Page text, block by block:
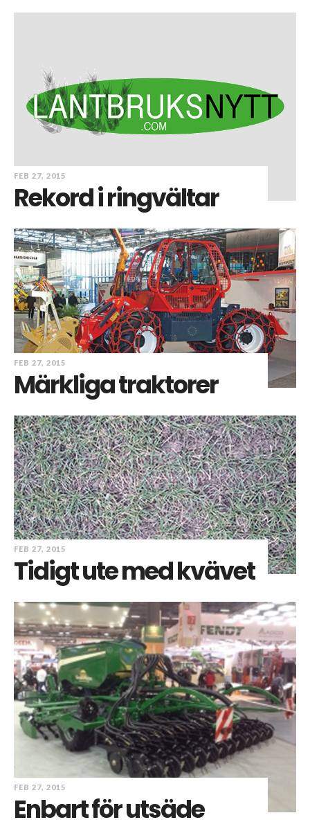
FEB 27, 2015
Rekord i ringvältar
FEB 27, 2015
Märkliga traktorer
FEB 27, 2015
Tidigt ute med kvävet
FEB 27, 2015
Enbart för utsäde